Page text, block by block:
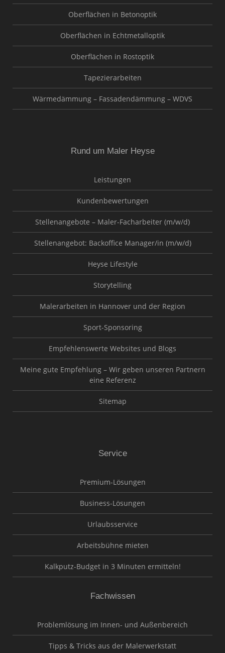
Oberflächen in Betonoptik
Oberflächen in Echtmetalloptik
Oberflächen in Rostoptik
Tapezierarbeiten
Wärmedämmung – Fassadendämmung – WDVS
Rund um Maler Heyse
Leistungen
Kundenbewertungen
Stellenangebote – Maler-Facharbeiter (m/w/d)
Stellenangebot: Backoffice Manager/in (m/w/d)
Heyse Lifestyle
Storytelling
Malerarbeiten in Hannover und der Region
Sport-Sponsoring
Empfehlenswerte Websites und Blogs
Meine gute Empfehlung – Wir geben unseren Partnern
eine Referenz
Sitemap
Service
Premium-Lösungen
Business-Lösungen
Urlaubsservice
Arbeitsbühne mieten
Kalkputz-Budget in 3 Minuten ermitteln!
Fachwissen
Problemlösung im Innen- und Außenbereich
Tipps & Tricks aus der Malerwerkstatt